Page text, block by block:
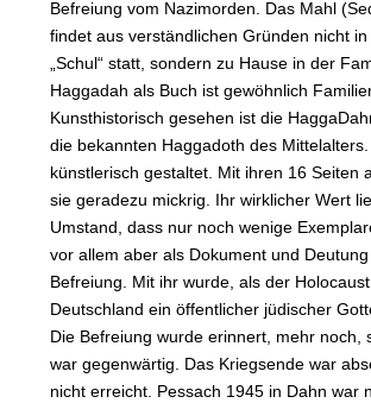
Befreiung vom Nazimorden. Das Mahl
findet aus verständlichen Gründen nicht
„Schul“ statt, sondern zu Hause in der
Haggadah als Buch ist gewöhnlich
Kunsthistorisch gesehen ist die
die bekannten Haggadoth des
künstlerisch gestaltet. Mit ihren 16 Seiten
sie geradezu mickrig. Ihr wirklicher Wert
Umstand, dass nur noch wenige
vor allem aber als Dokument und
Befreiung. Mit ihr wurde, als der
Deutschland ein öffentlicher jüdischer
Die Befreiung wurde erinnert, mehr noch,
war gegenwärtig. Das Kriegsende war
nicht erreicht. Pessach 1945 in Dahn war